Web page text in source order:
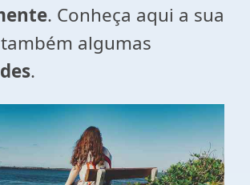
. Conheça aqui a sua
algumas
.